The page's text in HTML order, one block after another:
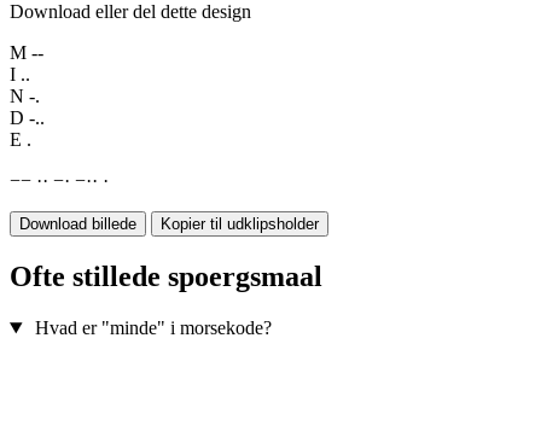
Download eller del dette design
M --
I ..
N -.
D -..
E .
−− ·· −· −·· ·
Download billede Kopier til udklipsholder
Ofte stillede spoergsmaal
Hvad er "minde" i morsekode?